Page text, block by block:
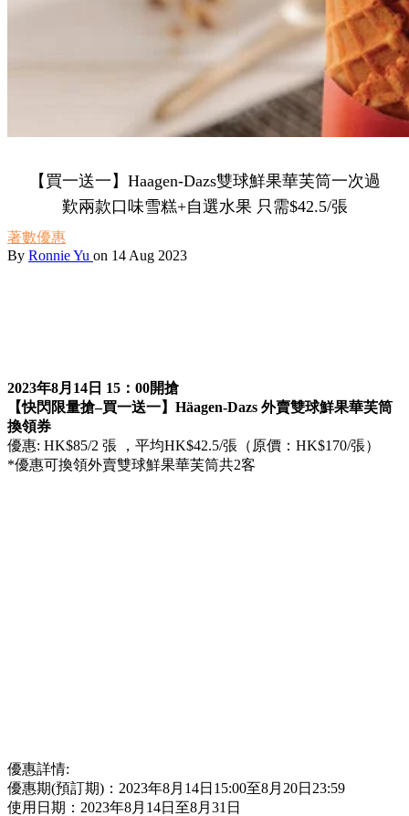
【買一送一】Haagen-Dazs雙球鮮果華芙筒一次過
歎兩款口味雪糕+自選水果 只需$42.5/張
著數優惠
By Ronnie Yu on 14 Aug 2023
2023年8月14日 15：00開搶
【快閃限量搶–買一送一】Häagen-Dazs 外賣雙球鮮果華芙筒
換領券
優惠: HK$85/2 張 ，平均HK$42.5/張（原價：HK$170/張）
*優惠可換領外賣雙球鮮果華芙筒共2客
優惠詳情:
優惠期(預訂期)：2023年8月14日15:00至8月20日23:59
使用日期：2023年8月14日至8月31日